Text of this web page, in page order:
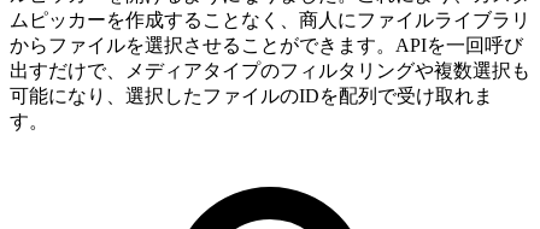
ムピッカーを作成することなく、商人にファイルライブラリ
からファイルを選択させることができます。APIを一回呼び
出すだけで、メディアタイプのフィルタリングや複数選択も
可能になり、選択したファイルのIDを配列で受け取れま
す。